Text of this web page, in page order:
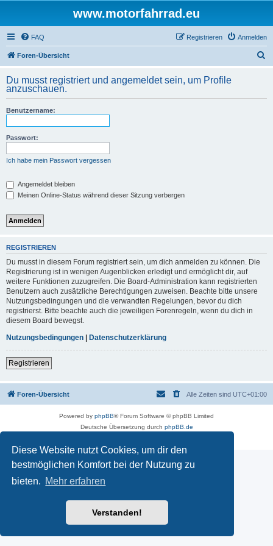
Diese Website nutzt Cookies, um dir den
bestmöglichen Komfort bei der Nutzung zu
bieten. Mehr erfahren
Verstanden!
www.motorfahrrad.eu
FAQ Anmelden
Registrieren
Foren-Übersicht
h
Du musst registriert und angemeldet sein, um Profile
anzuschauen.
Benutzername:
Passwort:
Ich habe mein Passwort vergessen
Angemeldet bleiben
Meinen Online-Status während dieser Sitzung verbergen
REGISTRIEREN
Du musst in diesem Forum registriert sein, um dich anmelden zu können. Die
Registrierung ist in wenigen Augenblicken erledigt und ermöglicht dir, auf
weitere Funktionen zuzugreifen. Die Board-Administration kann registrierten
Benutzern auch zusätzliche Berechtigungen zuweisen. Beachte bitte unsere
Nutzungsbedingungen und die verwandten Regelungen, bevor du dich
registrierst. Bitte beachte auch die jeweiligen Forenregeln, wenn du dich in
diesem Board bewegst.
Nutzungsbedingungen | Datenschutzerklärung
Registrieren
Foren-Übersicht Alle Zeiten sind UTC+01:00
Powered by phpBB® Forum Software © phpBB Limited
Deutsche Übersetzung durch phpBB.de